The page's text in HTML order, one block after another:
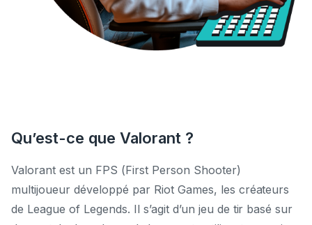
Qu’est-ce que Valorant ?
Valorant est un FPS (First Person Shooter)
multijoueur développé par Riot Games, les créateurs
de League of Legends. Il s’agit d’un jeu de tir basé sur